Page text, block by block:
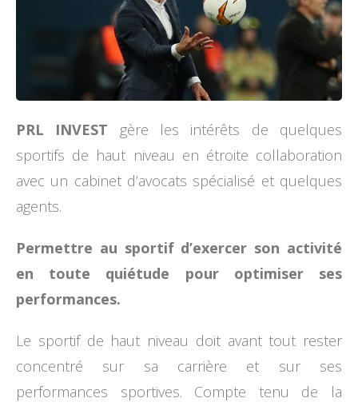
PRL INVEST gère les intérêts de quelques
sportifs de haut niveau en étroite collaboration
avec un cabinet d’avocats spécialisé et quelques
agents.
Permettre au sportif d’exercer son activité
en toute quiétude pour optimiser ses
performances.
Le sportif de haut niveau doit avant tout rester
concentré sur sa carrière et sur ses
performances sportives. Compte tenu de la